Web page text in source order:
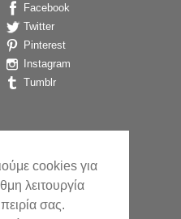
cookies για
λειτουργία
σας.
Facebook
Twitter
Pinterest
Instagram
Tumblr